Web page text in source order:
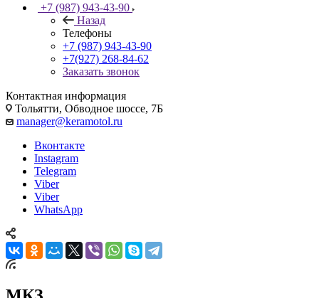
+7 (987) 943-43-90
Назад
Телефоны
+7 (987) 943-43-90
+7(927) 268-84-62
Заказать звонок
Контактная информация
Тольятти, Обводное шоссе, 7Б
manager@keramotol.ru
Вконтакте
Instagram
Telegram
Viber
Viber
WhatsApp